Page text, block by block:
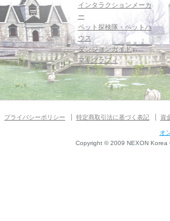
インタラクションメーカ
ー
ペット探検隊・ペットハ
ウス
ダンジョンガイド
マギグラフィ
プライバシーポリシー 特定商取引法に基づく表記 資
オ
Copyright © 2009 NEXON Korea